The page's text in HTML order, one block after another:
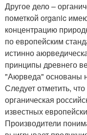
Другое дело –
пометкой organic
концентрацию
по европейским
истинно
принципы древнего
"Аюрведа" основаны
Следует отметить,
органическая
известных
Производители